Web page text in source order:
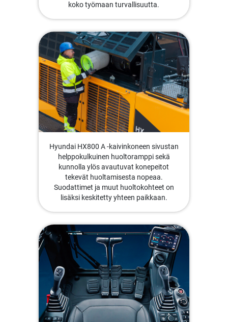
koko työmaan turvallisuutta.
Hyundai HX800 A -kaivinkoneen sivustan
helppokulkuinen huoltoramppi sekä
kunnolla ylös avautuvat konepeitot
tekevät huoltamisesta nopeaa.
Suodattimet ja muut huoltokohteet on
lisäksi keskitetty yhteen paikkaan.